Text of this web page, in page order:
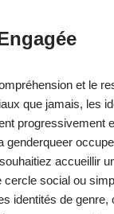
et le
que jamais, les
progressivement
genderqueer
accueillir
cercle social ou
identités de genre,